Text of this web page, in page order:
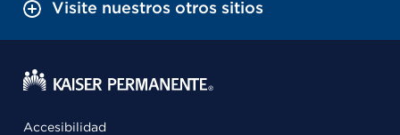
Visite nuestros otros sitios
Accesibilidad